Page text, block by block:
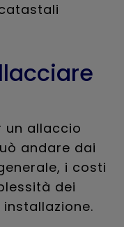
un allaccio
andare dai
i costi
dei